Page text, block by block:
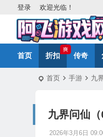
欢迎光临！
登录
首页 折扣
爽
传奇
首页 手游 九
九界问仙（
2026年3月6日